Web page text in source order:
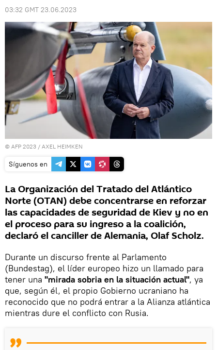
03:32 GMT 23.06.2023
© AFP 2023 / AXEL HEIMKEN
Síguenos en
La Organización del Tratado del Atlántico
Norte (OTAN) debe concentrarse en reforzar
las capacidades de seguridad de Kiev y no en
el proceso para su ingreso a la coalición,
declaró el canciller de Alemania, Olaf Scholz.
Durante un discurso frente al Parlamento
(Bundestag), el líder europeo hizo un llamado para
tener una "mirada sobria en la situación actual", ya
que, según él, el propio Gobierno ucraniano ha
reconocido que no podrá entrar a la Alianza atlántica
mientras dure el conflicto con Rusia.